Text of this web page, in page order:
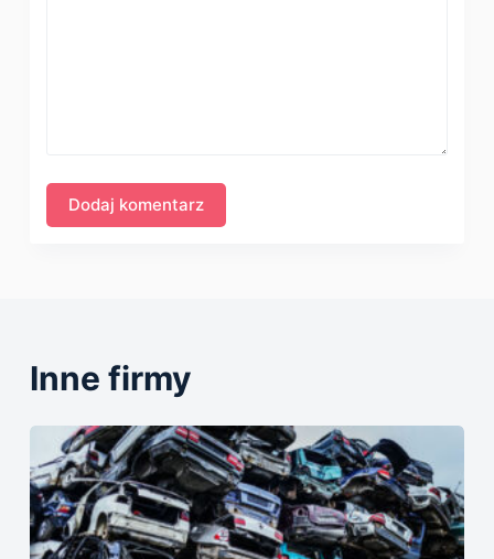
Inne firmy